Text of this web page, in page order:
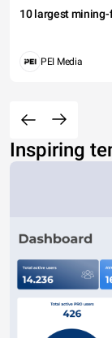
10 largest
PEI Media
Inspiring